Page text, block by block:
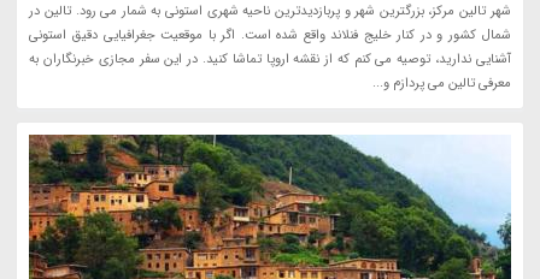
شهر تالین مرکز، بزرگترین شهر و پربازدیدترین ناحیه شهری استونی به شمار می رود. تالین در
شمال کشور و در کنار خلیج فنلاند واقع شده است. اگر با موقعیت جغرافیایی دقیق استونی
آشنایی ندارید، توصیه می کنم که از نقشه اروپا تماشا کنید. در این سفر مجازی خبرنگاران به
معرفی تالین می پردازم و...